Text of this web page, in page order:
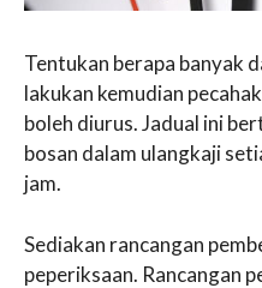
Tentukan berapa banyak
lakukan kemudian
boleh diurus. Jadual ini
bosan dalam ulangkaji
jam.
Sediakan rancangan
peperiksaan. Rancangan